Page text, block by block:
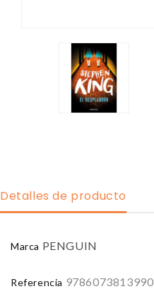
Detalles de producto
Marca PENGUIN
Referencia 9786073813990